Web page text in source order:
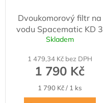
Dvoukomorový filtr na
vodu Spacematic KD 3
Skladem
1 479,34 Kč bez DPH
1 790 Kč
Měrná
cena:
1 790 Kč / 1 ks